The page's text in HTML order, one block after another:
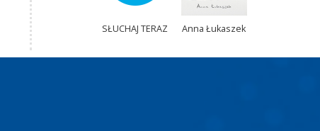
SŁUCHAJ TERAZ Anna Łukaszek